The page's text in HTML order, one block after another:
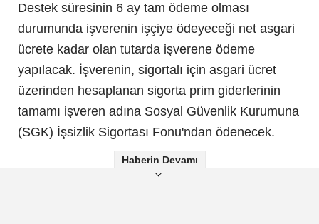
Destek süresinin 6 ay tam ödeme olması
durumunda işverenin işçiye ödeyeceği net asgari
ücrete kadar olan tutarda işverene ödeme
yapılacak. İşverenin, sigortalı için asgari ücret
üzerinden hesaplanan sigorta prim giderlerinin
tamamı işveren adına Sosyal Güvenlik Kurumuna
(SGK) İşsizlik Sigortası Fonu'ndan ödenecek.
Haberin Devamı